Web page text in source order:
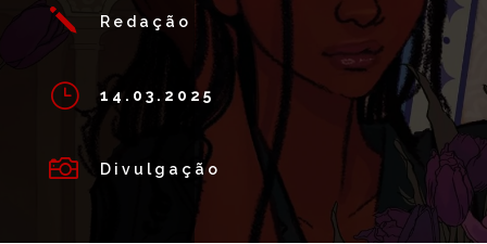
j Redação
} 14.03.2025
 Divulgação